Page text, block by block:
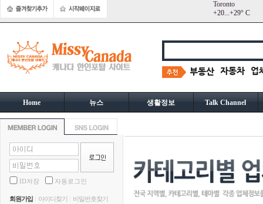
Toronto
+20...+29° C
Home 뉴스 생활정보 Talk Channel
ID저장 자동로그인
회원가입 아이디찾기 비밀번호찾기